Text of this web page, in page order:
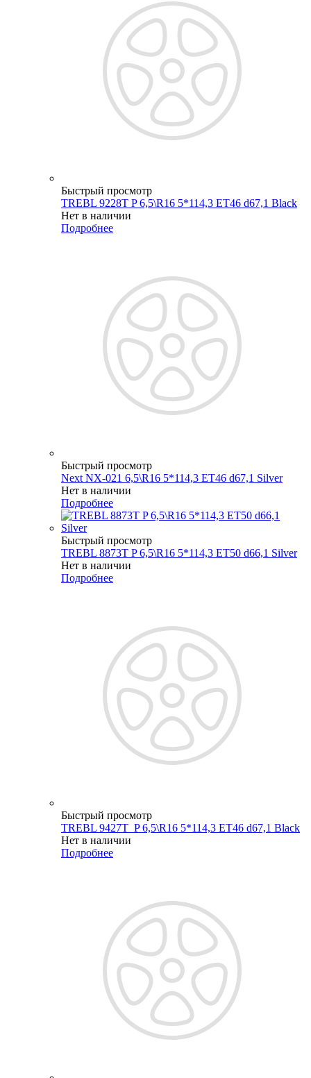
Быстрый просмотр
TREBL 9228T P 6,5\R16 5*114,3 ET46 d67,1 Black
Нет в наличии
Подробнее
Быстрый просмотр
Next NX-021 6,5\R16 5*114,3 ET46 d67,1 Silver
Нет в наличии
Подробнее
Быстрый просмотр
TREBL 8873T P 6,5\R16 5*114,3 ET50 d66,1 Silver
Нет в наличии
Подробнее
Быстрый просмотр
TREBL 9427T_P 6,5\R16 5*114,3 ET46 d67,1 Black
Нет в наличии
Подробнее